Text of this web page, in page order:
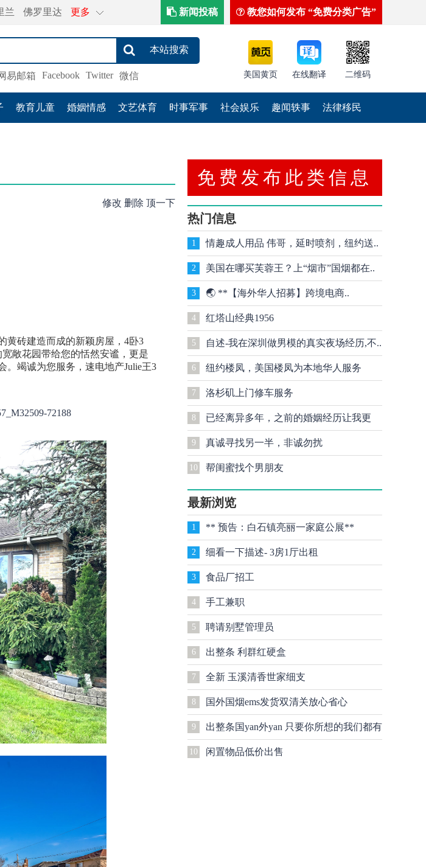
兰 佛罗里达 更多 教您如何发布 “免费分类广告”
新闻投稿
易邮箱 Facebook Twitter 微信 美国黄页 在线翻译 二维码
教育儿童 婚姻情感 文艺体育 时事军事 社会娱乐 趣闻轶事 法律移民
修改 删除 顶一下
黄砖建造而成的新颖房屋， 4卧3
敞花园带给您的恬然安谧，更是
。竭诚为您服务，速电地产Julie王3
72188
免费发布此类信息
热门信息
1 情趣成人用品 伟哥，延时喷剂，纽约送..
2 美国在哪买芙蓉王？上“烟市”国烟都在..
3 🌏 **【海外华人招募】跨境电商..
4 红塔山经典1956
5 自述-我在深圳做男模的真实夜场经历,不..
6 纽约楼凤，美国楼凤为本地华人服务
7 洛杉矶上门修车服务​
8 已经离异多年，之前的婚姻经历让我更
加..
9 真诚寻找另一半，非诚勿扰
10 帮闺蜜找个男朋友
最新浏览
1 ** 预告：白石镇亮丽一家庭公展**
2 细看一下描述- 3房1厅出租
3 食品厂招工
4 手工兼职
5 聘请别墅管理员
6 出整条 利群红硬盒
7 全新 玉溪清香世家细支
8 国外国烟ems发货双清关放心省心
9 出整条国yan外yan 只要你所想的我们都有
10 闲置物品低价出售